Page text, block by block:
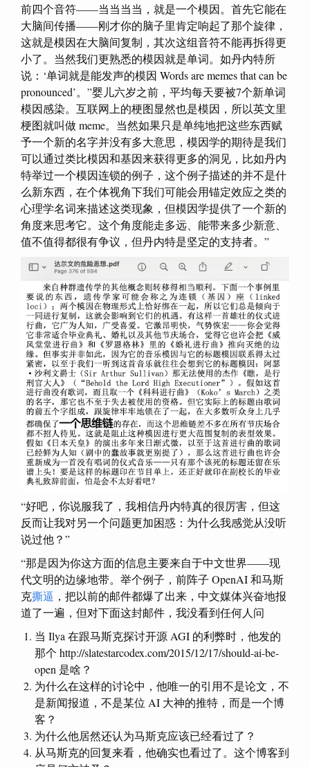
前四个音符——当当当当，就是一个模因。首先它能在
大脑间传播——刚才你的脑子里肯定响起了那个旋律，
这就是模因在大脑间复制，其次这组音符不能再拆得更
小了。当然我们更熟悉的模因就是单词。如丹内特所
说：‘单词就是能发声的模因 Words are memes that can be
pronounced’。”婴儿六岁之前，平均每天要被7个新单词
模因感染。互联网上的梗图显然也是模因，所以英文里
梗图就叫做 meme。当然如果只是单纯地把这些东西赋
予一个新的名字并没有多大意思，模因学的期待是我们
可以通过类比模因和基因来获得更多的洞见，比如丹内
特举过一个模因连锁的例子，这个例子描述的并不是什
么新东西，在个体视角下我们可能会用锚定效应之类的
心理学名词来描述这类现象，但模因学提供了一个新的
角度来思考它。这个角度能走多远、能带来多少新意、
值不值得都很有争议，但丹内特是坚定的支持者。”
“好吧，你说服我了，我相信丹内特真的很厉害，但这
反而让我对另一个问题更加困惑：为什么我感觉从没听
说过他？”
“那是因为你这方面的信息主要来自于中文世界——现
代文明的边缘地带。举个例子，前阵子 OpenAI 和马斯
克撕逼 ，把以前的邮件都爆了出来，中文媒体兴奋地报
道了一遍，但对下面这封邮件，我没看到任何人问
当 Ilya 在跟马斯克探讨开源 AGI 的利弊时，他发的
那个 http://slatestarcodex.com/2015/12/17/should-ai-be-
open 是啥？
为什么在这样的讨论中，他唯一的引用不是论文，不
是新闻报道，不是某位 AI 大神的推特，而是一个博
客？
为什么他居然还认为马斯克应该已经看过了？
从马斯克的回复来看，他确实也看过了。这个博客到